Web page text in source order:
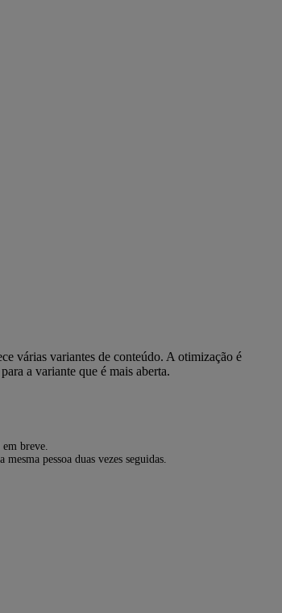
várias variantes de conteúdo. A otimização é
a variante que é mais aberta.
breve.
pessoa duas vezes seguidas.